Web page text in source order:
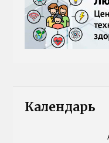
Календарь